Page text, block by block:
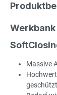
Massive